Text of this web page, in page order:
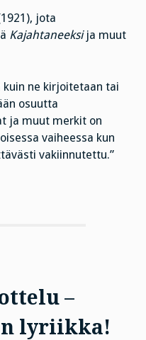
jota
Kajahtaneeksija muut
kuin ne kirjoitetaan tai
osuutta
ja muut merkit on
vaiheessa kun
vakiinnutettu.”
–
lyriikka!